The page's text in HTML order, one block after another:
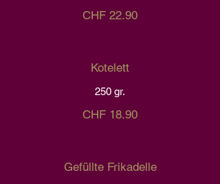
CHF 22.90
Kotelett
250 gr.
CHF 18.90
Gefüllte Frikadelle